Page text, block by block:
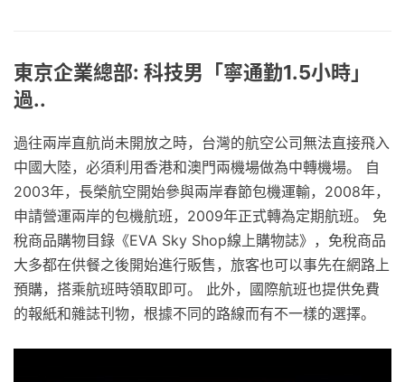
東京企業總部: 科技男「寧通勤1.5小時」
過..
過往兩岸直航尚未開放之時，台灣的航空公司無法直接飛入
中國大陸，必須利用香港和澳門兩機場做為中轉機場。 自
2003年，長榮航空開始參與兩岸春節包機運輸，2008年，
申請營運兩岸的包機航班，2009年正式轉為定期航班。 免
稅商品購物目錄《EVA Sky Shop線上購物誌》，免稅商品
大多都在供餐之後開始進行販售，旅客也可以事先在網路上
預購，搭乘航班時領取即可。 此外，國際航班也提供免費
的報紙和雜誌刊物，根據不同的路線而有不一樣的選擇。